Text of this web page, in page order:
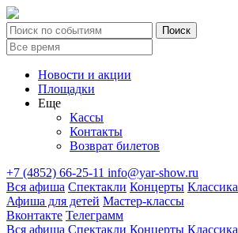
Новости и акции
Площадки
Еще
Кассы
Контакты
Возврат билетов
+7 (4852) 66-25-11 info@yar-show.ru
Вся афиша Спектакли Концерты Классика
Афиша для детей Мастер-классы
Вконтакте Телеграмм
Вся афиша Спектакли Концерты Классика